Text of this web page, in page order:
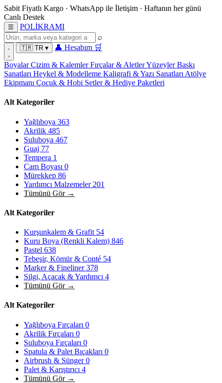
Sabit Fiyatlı Kargo · WhatsApp ile İletişim · Haftanın her günü
Canlı Destek
☰ POLİKRAMI
⌕
🇹🇷 TR ▾ 👤 Hesabım 🛒
BoyalarÇizim & KalemlerFırçalar & AletlerYüzeylerBaskı
Sanatları Heykel & Modelleme Kaligrafi & Yazı Sanatları Atölye
Ekipmanı Çocuk & Hobi Setler & Hediye Paketleri
Alt Kategoriler
Yağlıboya 363
Akrilik 485
Suluboya 467
Guaj 77
Tempera 1
Cam Boyası 0
Mürekkep 86
Yardımcı Malzemeler 201
Tümünü Gör →
Alt Kategoriler
Kurşunkalem & Grafit 54
Kuru Boya (Renkli Kalem) 846
Pastel 638
Tebeşir, Kömür & Conté 54
Marker & Fineliner378
Silgi, Açacak & Yardımcı 4
Tümünü Gör →
Alt Kategoriler
Yağlıboya Fırçaları 0
Akrilik Fırçaları 0
Suluboya Fırçaları 0
Spatula & Palet Bıçakları 0
Airbrush & Sünger0
Palet & Karıştırıcı 4
Tümünü Gör →